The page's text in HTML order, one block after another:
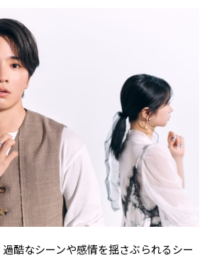
酷なシーンや感情を揺さぶられるシー